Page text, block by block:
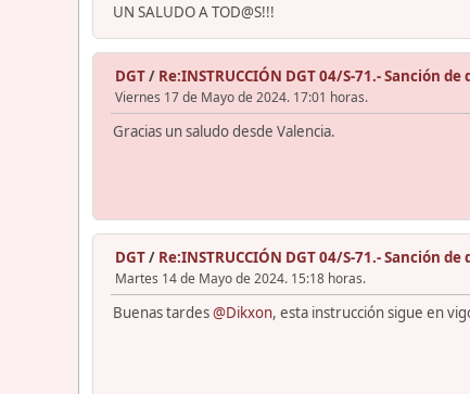
UN SALUDO A TOD@S!!!
DGT/ Re:INSTRUCCIÓN DGT 04/S-71.- Sanción
Viernes 17 de Mayo de 2024. 17:01 horas.
Gracias un saludo desde Valencia.
DGT/ Re:INSTRUCCIÓN DGT 04/S-71.- Sanción
Martes 14 de Mayo de 2024. 15:18 horas.
Buenas tardes@Dikxon, esta instrucción sigue en